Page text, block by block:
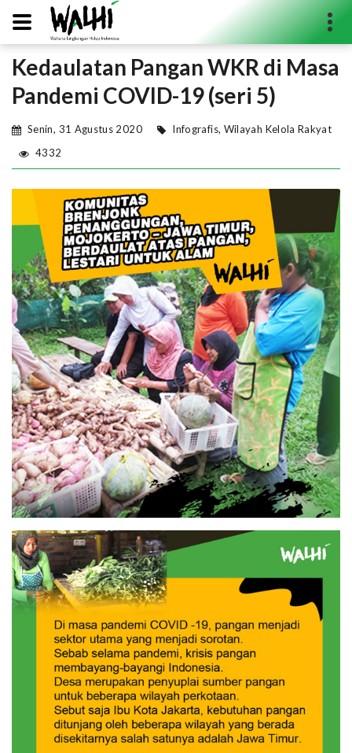
Search...
Kedaulatan Pangan WKR di Masa
Pandemi COVID-19 (seri 5)
Senin, 31 Agustus 2020 Infografis, Wilayah Kelola Rakyat
4332